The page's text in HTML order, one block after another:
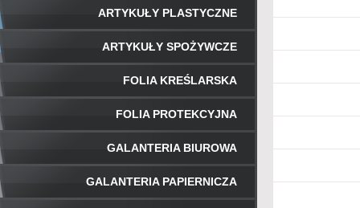
ARTYKUŁY PLASTYCZNE
ARTYKUŁY SPOŻYWCZE
FOLIA KREŚLARSKA
FOLIA PROTEKCYJNA
GALANTERIA BIUROWA
GALANTERIA PAPIERNICZA